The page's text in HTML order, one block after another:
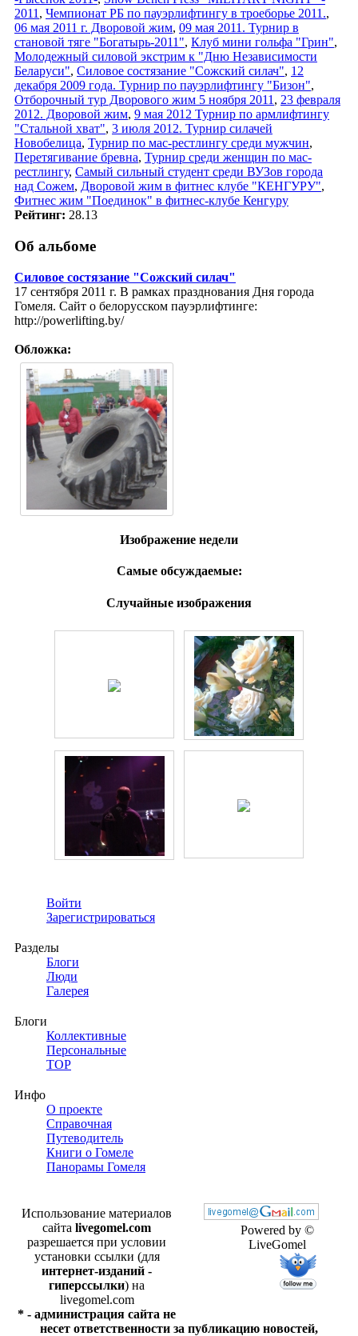
2011 , Чемпионат РБ по пауэрлифтингу в троеборье 2011.,
06 мая 2011 г. Дворовой жим, 09 мая 2011. Турнир в
становой тяге "Богатырь-2011", Клуб мини гольфа "Грин",
Молодежный силовой экстрим к "Дню Независимости
Беларуси", Силовое состязание "Сожский силач", 12
декабря 2009 года. Турнир по пауэрлифтингу "Бизон",
Отборочный тур Дворового жим 5 ноября 2011 , 23 февраля
2012. Дворовой жим, 9 мая 2012 Турнир по армлифтингу
"Стальной хват", 3 июля 2012. Турнир силачей
Новобелица, Турнир по мас-рестлингу среди мужчин,
Перетягивание бревна, Турнир среди женщин по мас-
рестлингу, Самый сильный студент среди ВУЗов города
над Сожем, Дворовой жим в фитнес клубе "КЕНГУРУ",
Фитнес жим "Поединок" в фитнес-клубе Кенгуру
Рейтинг: 28.13
Об альбоме
Силовое состязание "Сожский силач"
17 сентября 2011 г. В рамках празднования Дня города
Гомеля. Сайт о белорусском пауэрлифтинге:
http://powerlifting.by/
Обложка:
Изображение недели
Самые обсуждаемые:
Случайные изображения
Войти
Зарегистрироваться
Разделы
Блоги
Люди
Галерея
Блоги
Коллективные
Персональные
TOP
Инфо
О проекте
Справочная
Путеводитель
Книги о Гомеле
Панорамы Гомеля
Powered by ©
LiveGomel
Использование материалов
сайта livegomel.com
разрешается при условии
установки ссылки (для
интернет-изданий -
гиперссылки) на
livegomel.com
* - администрация сайта не
несет ответственности за публикацию новостей,